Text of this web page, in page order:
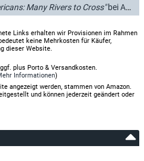
Many Rivers to Cross"bei Amazon.de
Links erhalten wir Provisionen im Rahmen
keine Mehrkosten für Käufer,
dieser Website.
plus Porto & Versandkosten.
Informationen)
angezeigt werden, stammen von Amazon.
und können jederzeit geändert oder